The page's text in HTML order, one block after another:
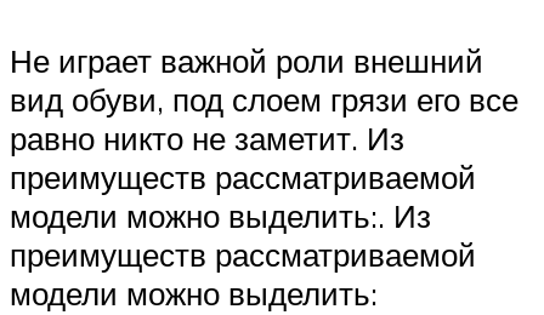
Не играет важной роли внешний
вид обуви, под слоем грязи его все
равно никто не заметит. Из
преимуществ рассматриваемой
модели можно выделить:. Из
преимуществ рассматриваемой
модели можно выделить: